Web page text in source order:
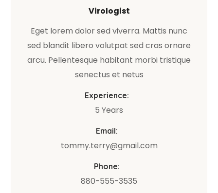
Virologist
Eget lorem dolor sed viverra. Mattis nunc
sed blandit libero volutpat sed cras ornare
arcu. Pellentesque habitant morbi tristique
senectus et netus
Experience:
5 Years
Email:
tommy.terry@gmail.com
Phone:
880-555-3535